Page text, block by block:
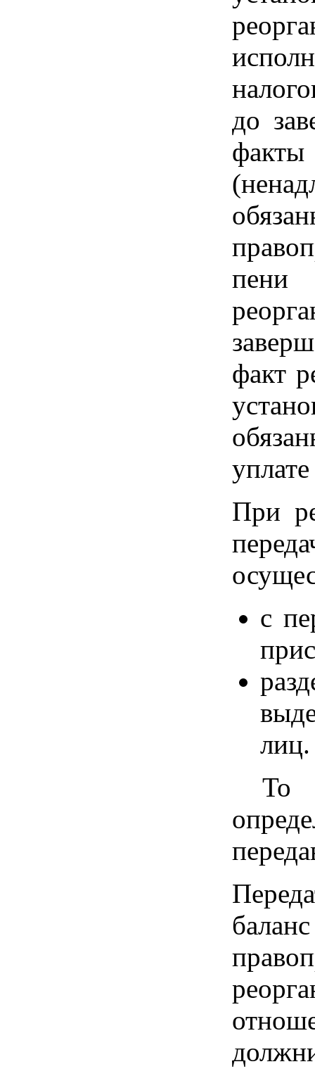
до
факты
факт
При
с
лиц.
То